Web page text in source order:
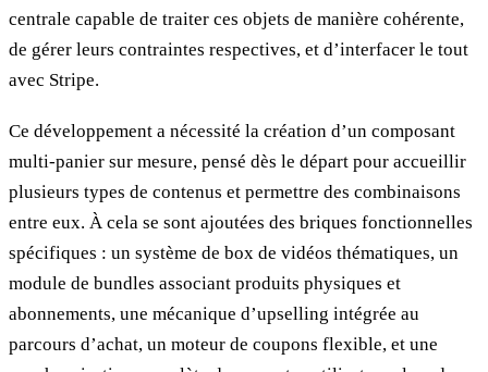
centrale capable de traiter ces objets de manière cohérente,
de gérer leurs contraintes respectives, et d’interfacer le tout
avec Stripe.
Ce développement a nécessité la création d’un composant
multi-panier sur mesure, pensé dès le départ pour accueillir
plusieurs types de contenus et permettre des combinaisons
entre eux. À cela se sont ajoutées des briques fonctionnelles
spécifiques : un système de box de vidéos thématiques, un
module de bundles associant produits physiques et
abonnements, une mécanique d’upselling intégrée au
parcours d’achat, un moteur de coupons flexible, et une